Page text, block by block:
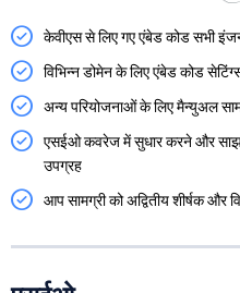
केवीएस से लिए गए एंबेड कोड सभी
विभिन्न डोमेन के लिए एंबेड कोड
अन्य परियोजनाओं के लिए मैन्युअल
एसईओ कवरेज में सुधार करने और साझा
उपग्रह
आप सामग्री को अद्वितीय शीर्षक